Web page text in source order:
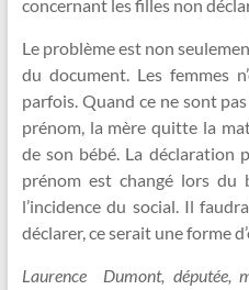
concernant les filles non
Le problème est non
du document. Les femmes
parfois. Quand ce ne sont
prénom, la mère quitte la
de son bébé. La déclaration
prénom est changé lors
l’incidence du social. Il
déclarer, ce serait une forme
Laurence Dumont, députée,